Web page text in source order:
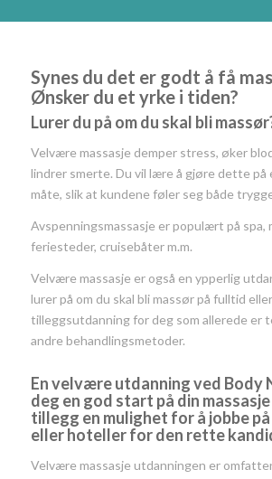
Synes du det er godt å få
Ønsker du et yrke i tiden?
Lurer du på om du skal bli
Velvære massasje demper stress, øker
lindrer smerte. Du vil lære å gjøre dette på
måte, slik at kundene føler seg både
Avspenningsmassasje er populært på spa,
feriesteder, cruisebåter m.m.
Velvære massasje er også en ypperlig
lurer på om du skal bli massør på fulltid
tilleggsutdanning for deg som allerede er
andre behandlingsmetoder.
En velvære utdanning ved Body
deg en god start på din
tillegg en mulighet for å jobbe
eller hoteller for den rette
Velvære massasje utdanningen er